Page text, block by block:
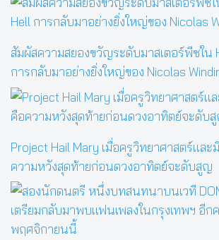
สัมผัสความสยองขวัญระดับมาสเตอร์พีซใน
การกลับมาอย่างยิ่งใหญ่ของ Nicolas
Project Hail Mary เมื่อครูวิทยาศาสตร์และ
ความหวังสุดท้ายก่อนดวงอาทิตย์จะดับสูญ